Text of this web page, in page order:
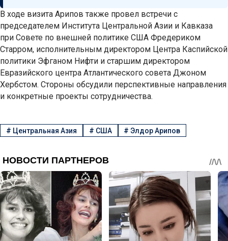
В ходе визита Арипов также провел встречи с
председателем Института Центральной Азии и Кавказа
при Совете по внешней политике США Фредериком
Старром, исполнительным директором Центра Каспийской
политики Эфганом Нифти и старшим директором
Евразийского центра Атлантического совета Джоном
Хербстом. Стороны обсудили перспективные направления
и конкретные проекты сотрудничества.
# Центральная Азия # США #Элдор Арипов